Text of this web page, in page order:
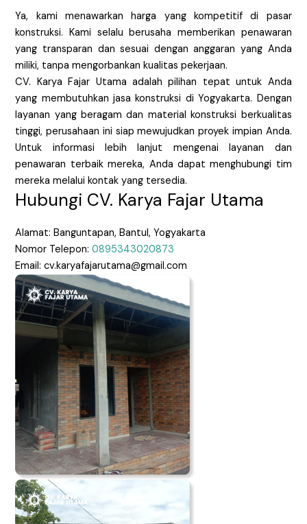
Ya, kami menawarkan harga yang kompetitif di pasar
konstruksi. Kami selalu berusaha memberikan penawaran
yang transparan dan sesuai dengan anggaran yang Anda
miliki, tanpa mengorbankan kualitas pekerjaan.
CV. Karya Fajar Utama adalah pilihan tepat untuk Anda
yang membutuhkan jasa konstruksi di Yogyakarta. Dengan
layanan yang beragam dan material konstruksi berkualitas
tinggi, perusahaan ini siap mewujudkan proyek impian Anda.
Untuk informasi lebih lanjut mengenai layanan dan
penawaran terbaik mereka, Anda dapat menghubungi tim
mereka melalui kontak yang tersedia.
Hubungi CV. Karya Fajar Utama
Alamat: Banguntapan, Bantul, Yogyakarta
Nomor Telepon:0895343020873
Email: cv.karyafajarutama@gmail.com